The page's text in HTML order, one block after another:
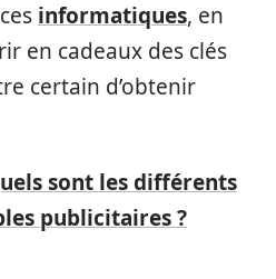
informatiques, en
en cadeaux des clés
certain d’obtenir
sont les différents
publicitaires ?